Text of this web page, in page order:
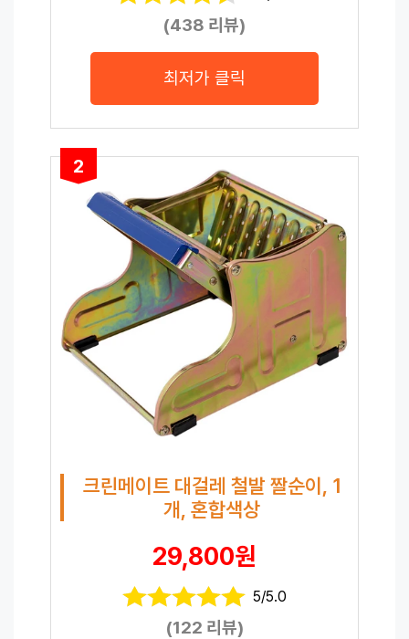
(438 리뷰)
최저가 클릭
2
크린메이트 대걸레 철발 짤순이, 1
개, 혼합색상
29,800원
5/5.0
(122 리뷰)